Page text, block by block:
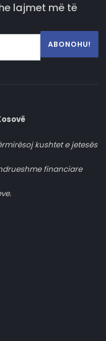
lajmet më të
ABONOHU!
kushtet e jetesës
financiare